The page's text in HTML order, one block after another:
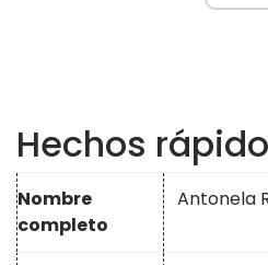
Hechos
Nombre
completo
Antonela